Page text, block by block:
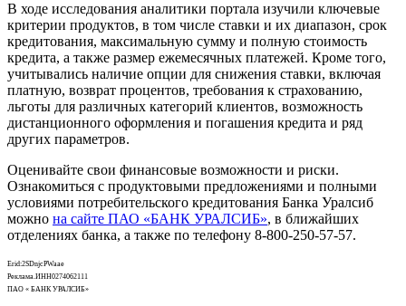
В ходе исследования аналитики портала изучили ключевые
критерии продуктов, в том числе ставки и их диапазон, срок
кредитования, максимальную сумму и полную стоимость
кредита, а также размер ежемесячных платежей. Кроме того,
учитывались наличие опции для снижения ставки, включая
платную, возврат процентов, требования к страхованию,
льготы для различных категорий клиентов, возможность
дистанционного оформления и погашения кредита и ряд
других параметров.
Оценивайте свои финансовые возможности и риски.
Ознакомиться с продуктовыми предложениями и полными
условиями потребительского кредитования Банка Уралсиб
можно на сайте ПАО «БАНК УРАЛСИБ», в ближайших
отделениях банка, а также по телефону 8-800-250-57-57.
Erid:2SDnjcPWaae
Реклама.ИНН0274062111
ПАО « БАНК УРАЛСИБ»